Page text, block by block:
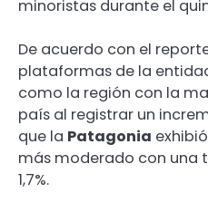
minoristas durante el
De acuerdo con el
plataformas de la
como la región con la
país al registrar un
que la Patagonia
más moderado con una
1,7%.